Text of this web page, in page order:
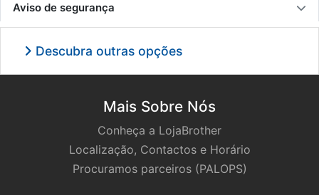
Aviso de segurança
Descubra outras opções
Mais Sobre Nós
Conheça a LojaBrother
Localização, Contactos e Horário
Procuramos parceiros (PALOPS)